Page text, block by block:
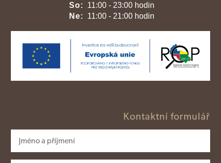
So:
11:00 - 23:00 hodin
Ne:
11:00 - 21:00 hodin
Kontaktní formulář